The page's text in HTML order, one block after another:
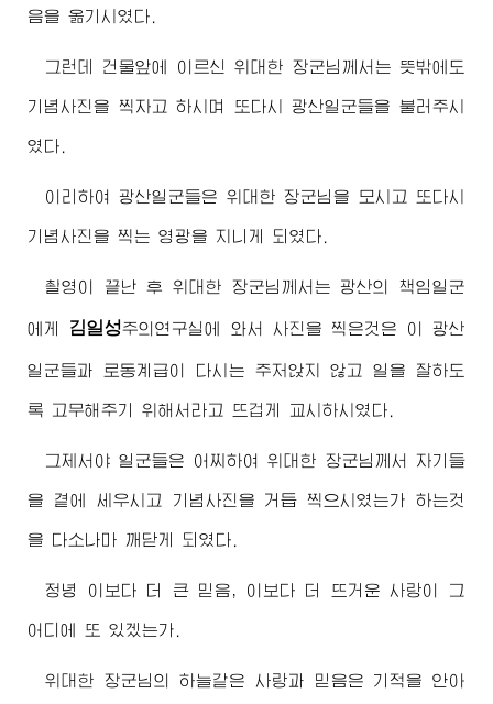
음을 옮기시였다.
그런데 건물앞에 이르신위대한 장군님께서 는 뜻밖에도
기념사진을 찍자고 하시며 또다시 광산일군들을 불러주시
였다.
이리하여 광산일군들은 위대한 장군님을 모시고 또다시
기념사진을 찍는 영광을 지니게 되였다.
촬영이 끝난 후 위대한 장군님께서 는 광산의 책임일군
에게 김일성주의연구실에 와서 사진을 찍은것은 이 광산
일군들과 로동계급이 다시는 주저앉지 않고 일을 잘하도
록 고무해주기 위해서라고 뜨겁게 교시하시였다.
그제서야 일군들은 어찌하여위대한 장군님께서 자기들
을 곁에 세우시고 기념사진을 거듭 찍으시였는가 하는것
을 다소나마 깨닫게 되였다.
정녕 이보다 더 큰 믿음, 이보다 더 뜨거운 사랑이 그
어디에 또 있겠는가.
위대한 장군님 의 하늘같은 사랑과 믿음은 기적을 안아